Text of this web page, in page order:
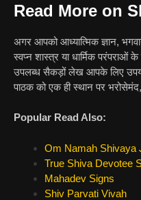
Read More on
अगर आपको आध्यात्मिक ज्ञान,
स्वप्न शास्त्र या धार्मिक परंपराओं
उपलब्ध सैकड़ों लेख आपके लिए
पाठक को एक ही स्थान पर
Popular Read Also:
Om Namah Shivaya
True Shiva Devotee
Mahadev Signs
Shiv Parvati Vivah